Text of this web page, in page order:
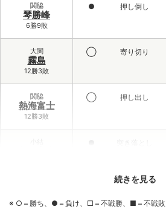
関脇
琴勝峰
6勝9敗
● 押し倒し
大関
霧島
12勝3敗
◯ 寄り切り
関脇
熱海富士
12勝3敗
◯ 押し出し
9勝6敗
続きを見る
※ ○＝勝ち、●＝負け、□＝不戦勝、■＝不戦敗